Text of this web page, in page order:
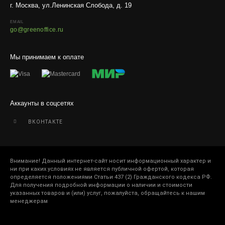
Мы принимаем к оплате
Аккаунты в соцсетях
ВКОНТАКТЕ
г. Москва, ул.Ленинская Слобода, д. 19
EMAIL
go@greenoffice.ru
Внимание! Данный интернет-сайт носит информационный характер и
ни при каких условиях не является публичной офертой, которая
определяется положениями Статьи 437 (2) Гражданского кодекса РФ.
Для получения подробной информации о наличии и стоимости
указанных товаров и (или) услуг, пожалуйста, обращайтесь к нашим
менеджерам